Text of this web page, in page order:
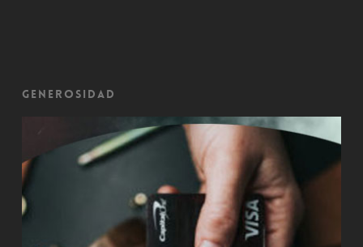
Generosidad